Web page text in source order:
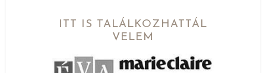
ITT IS TALÁLKOZHATTÁL
VELEM